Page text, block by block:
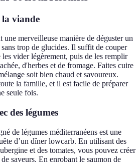
la viande
une merveilleuse manière de déguster un
trop de glucides. Il suffit de couper
les vider légèrement, puis de les remplir
d'herbes et de fromage. Faites cuire
soit bien chaud et savoureux.
la famille, et il est facile de préparer
seule fois.
des légumes
de légumes méditerranéens est une
d’un dîner lowcarb. En utilisant des
et des tomates, vous pouvez créer
saveurs. En enrobant le saumon de